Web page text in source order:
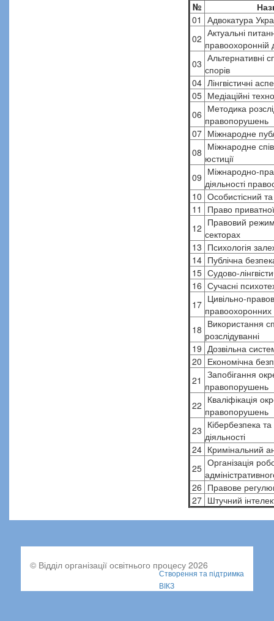
№
01 Адвокатура
02 Актуальні
правоохоронній
03 Альтернативні
спорів
04 Лінгвістичні
05 Медіаційні
06 Методика
правопорушень
07 Міжнародне
08 Міжнародне
юстиції
09 Міжнародно-
діяльності
10 Особистісний
11
Право
12 Правовий
секторах
13 Психологія
14 Публічна
15 Судово-
16 Сучасні
17 Цивільно-
правоохоронних
18 Використання
розслідуванні
19 Дозвільна
20 Економічна
21 Запобігання
правопорушень
22 Кваліфікація
правопорушень
23 Кібербезпека
діяльності
24 Кримінальний
25 Організація
26 Правове
27 Штучний
© Відділ організації освітнього процесу 2026
Створення та підтримка
ВІКЗ